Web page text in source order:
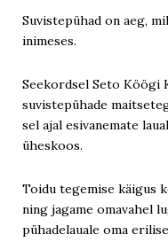
Suvistepühad on aeg,
inimeses.
Seekordsel Seto Köögi
suvistepühade
sel ajal esivanemate
üheskoos.
Toidu tegemise käigus
ning jagame omavahel
pühadelauale oma